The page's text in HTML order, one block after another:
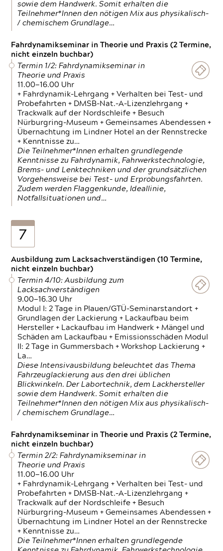
sowie dem Handwerk. Somit erhalten die
Teilnehmer*Innen den nötigen Mix aus physikalisch-
/ chemischem Grundlage…
Fahrdynamikseminar in Theorie und Praxis (2 Termine,
nicht einzeln buchbar)
Termin 1/2: Fahrdynamikseminar in
Theorie und Praxis
11.00—16.00 Uhr
+ Fahrdynamik-Lehrgang + Verhalten bei Test- und
Probefahrten + DMSB-Nat.-A-Lizenzlehrgang +
Trackwalk auf der Nordschleife + Besuch
Nürburgring-Museum + Gemeinsames Abendessen +
Übernachtung im Lindner Hotel an der Rennstrecke
+ Kenntnisse zu…
Die Teilnehmer*Innen erhalten grundlegende
Kenntnisse zu Fahrdynamik, Fahrwerkstechnologie,
Brems- und Lenktechniken und der grundsätzlichen
Vorgehensweise bei Test- und Erprobungsfahrten.
Zudem werden Flaggenkunde, Ideallinie,
Notfallsituationen und…
7
Ausbildung zum Lacksachverständigen (10 Termine,
nicht einzeln buchbar)
Termin 4/10: Ausbildung zum
Lacksachverständigen
9.00—16.30 Uhr
Modul I: 2 Tage in Plauen/GTÜ-Seminarstandort +
Grundlagen der Lackierung + Lackaufbau beim
Hersteller + Lackaufbau im Handwerk + Mängel und
Schäden am Lackaufbau + Emissionsschäden Modul
II: 2 Tage in Gummersbach + Workshop Lackierung +
La…
Diese Intensivausbildung beleuchtet das Thema
Fahrzeuglackierung aus den drei üblichen
Blickwinkeln. Der Labortechnik, dem Lackhersteller
sowie dem Handwerk. Somit erhalten die
Teilnehmer*Innen den nötigen Mix aus physikalisch-
/ chemischem Grundlage…
Fahrdynamikseminar in Theorie und Praxis (2 Termine,
nicht einzeln buchbar)
Termin 2/2: Fahrdynamikseminar in
Theorie und Praxis
11.00—16.00 Uhr
+ Fahrdynamik-Lehrgang + Verhalten bei Test- und
Probefahrten + DMSB-Nat.-A-Lizenzlehrgang +
Trackwalk auf der Nordschleife + Besuch
Nürburgring-Museum + Gemeinsames Abendessen +
Übernachtung im Lindner Hotel an der Rennstrecke
+ Kenntnisse zu…
Die Teilnehmer*Innen erhalten grundlegende